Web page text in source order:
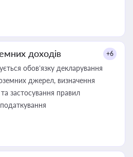
доходів +6
обов’язку декларування
джерел, визначення
застосування правил